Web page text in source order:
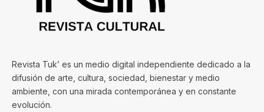
Revista Tuk’ es un medio digital independiente dedicado a la
difusión de arte, cultura, sociedad, bienestar y medio
ambiente, con una mirada contemporánea y en constante
evolución.